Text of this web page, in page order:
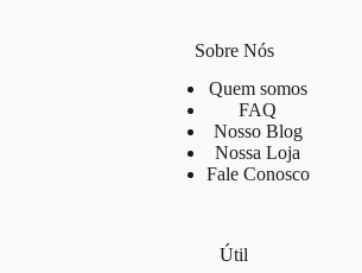
Sobre Nós
Quem somos
FAQ
Nosso Blog
Nossa Loja
Fale Conosco
Útil